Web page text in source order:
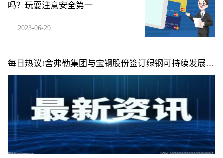
吗？玩耍注意安全第一
2023-06-29
每日热议!舍弗勒集团与宝钢股份签订绿钢可持续发展战
略协议